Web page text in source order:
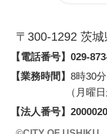
〒300-1292 茨
【電話番号】 029-
【業務時間】 8時30
（月曜
【法人番号】